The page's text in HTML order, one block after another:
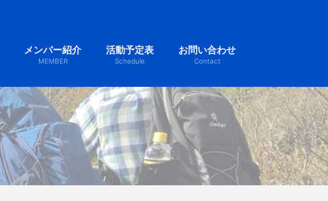
メンバー紹介
MEMBER
活動予定表
Schedule
お問い合わせ
Contact